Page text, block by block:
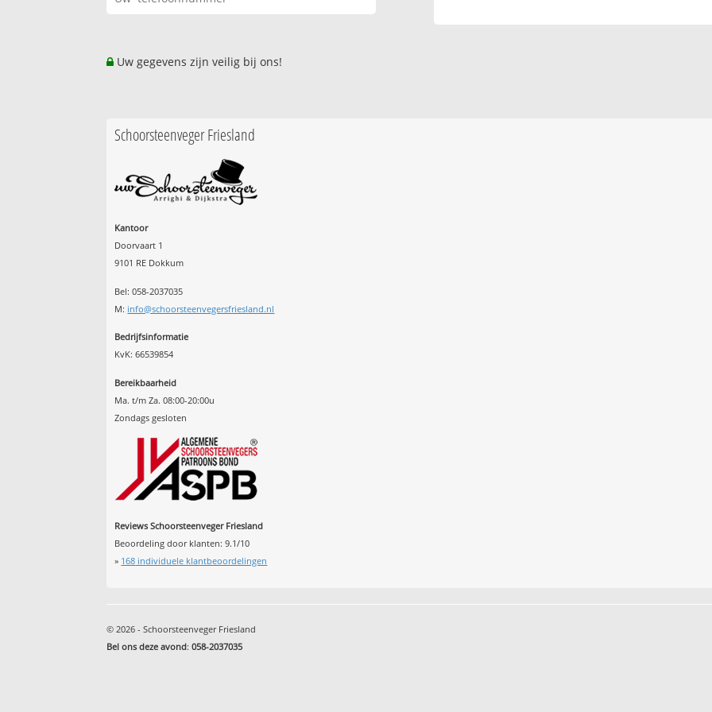
Uw gegevens zijn veilig bij ons!
Schoorsteenveger Friesland
Kantoor
Doorvaart 1
9101 RE Dokkum
Bel: 058-2037035
M: info@schoorsteenvegersfriesland.nl
Bedrijfsinformatie
KvK: 66539854
Bereikbaarheid
Ma. t/m Za. 08:00-20:00u
Zondags gesloten
Reviews Schoorsteenveger Friesland
Beoordeling door klanten:9.1/10
» 168 individuele klantbeoordelingen
© 2026 - Schoorsteenveger Friesland
Bel ons deze avond:058-2037035